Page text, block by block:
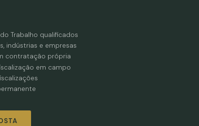
Trabalho qualificados
indústrias e empresas
contratação própria
em campo